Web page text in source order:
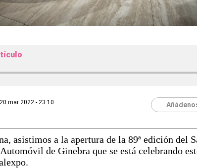
20 mar 2022 - 23:10
asistimos a la apertura de la 89ª edición del
de Ginebra que se está celebrando